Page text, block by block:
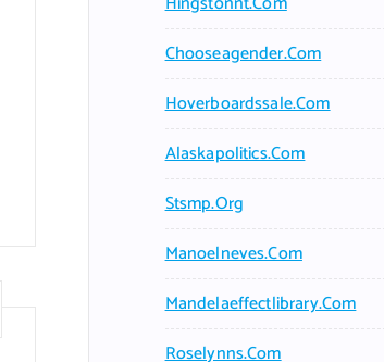
Chooseagender.com
Hoverboardssale.com
Alaskapolitics.com
Stsmp.org
Manoelneves.com
Mandelaeffectlibrary.com
Roselynns.com